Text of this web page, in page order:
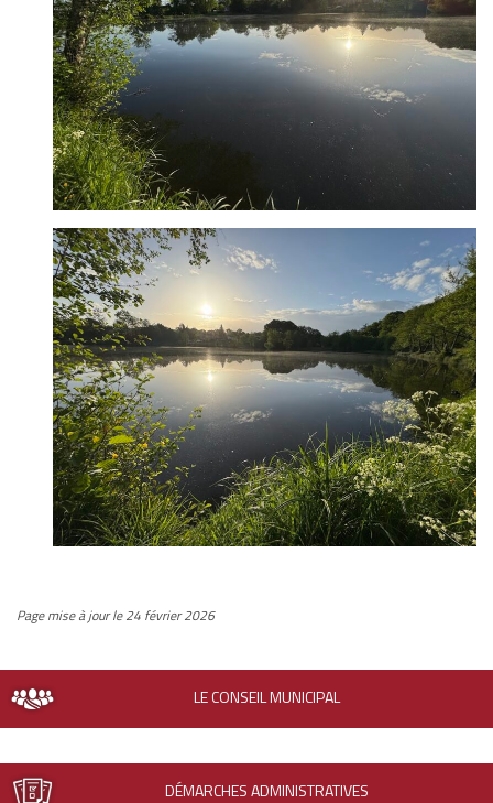
Page mise à jour le 24 février 2026
LE CONSEIL MUNICIPAL
DÉMARCHES ADMINISTRATIVES